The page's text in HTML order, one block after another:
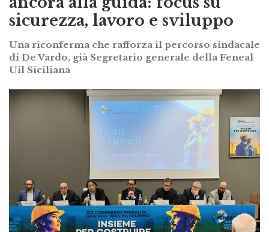
sicurezza, lavoro e sviluppo
Una riconferma che rafforza il percorso sindacale
di De Vardo, già Segretario generale della Feneal
Uil Siciliana